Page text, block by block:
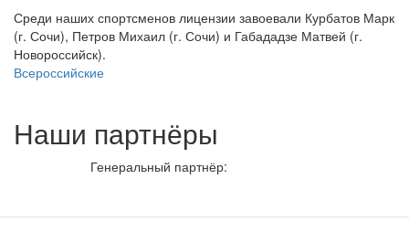
Среди наших спортсменов лицензии завоевали Курбатов Марк
(г. Сочи), Петров Михаил (г. Сочи) и Габададзе Матвей (г.
Новороссийск).
Всероссийские
Наши партнёры
Генеральный партнёр: